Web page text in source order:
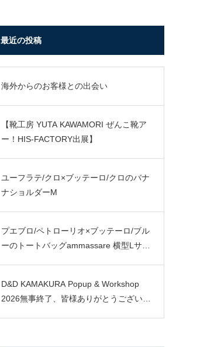
最近の投稿
海外からのお客様との出会い
【靴工房 YUTA KAWAMORI ぜんこ靴ア
ー！HIS-FACTORY出展】
ユーフラテ/クロ×ブッテーロ/クロのバナ
ナショルダーM
プエブロ/ペトローリオ×ブッテーロ/ブル
ーのトートバッグammassare 横型Lサイ
D&D KAMAKURA Popup & Workshop
2026無事終了、皆様ありがとうございま